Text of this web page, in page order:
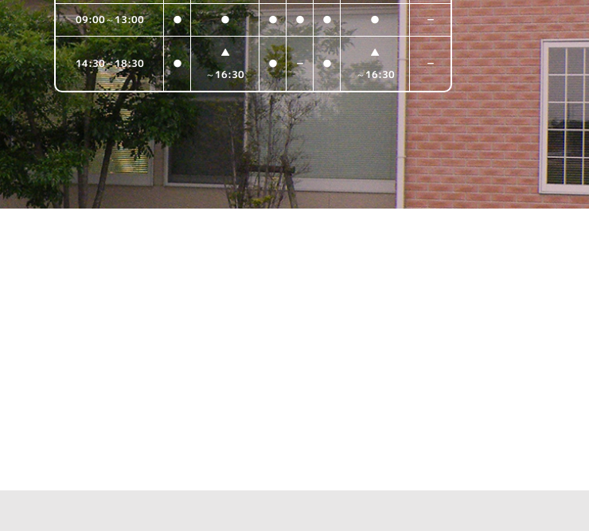
09:00～13:00 ● ● ● ● ● ● －
14:30～18:30 ●
▲
～16:30
● － ●
▲
～16:30
－